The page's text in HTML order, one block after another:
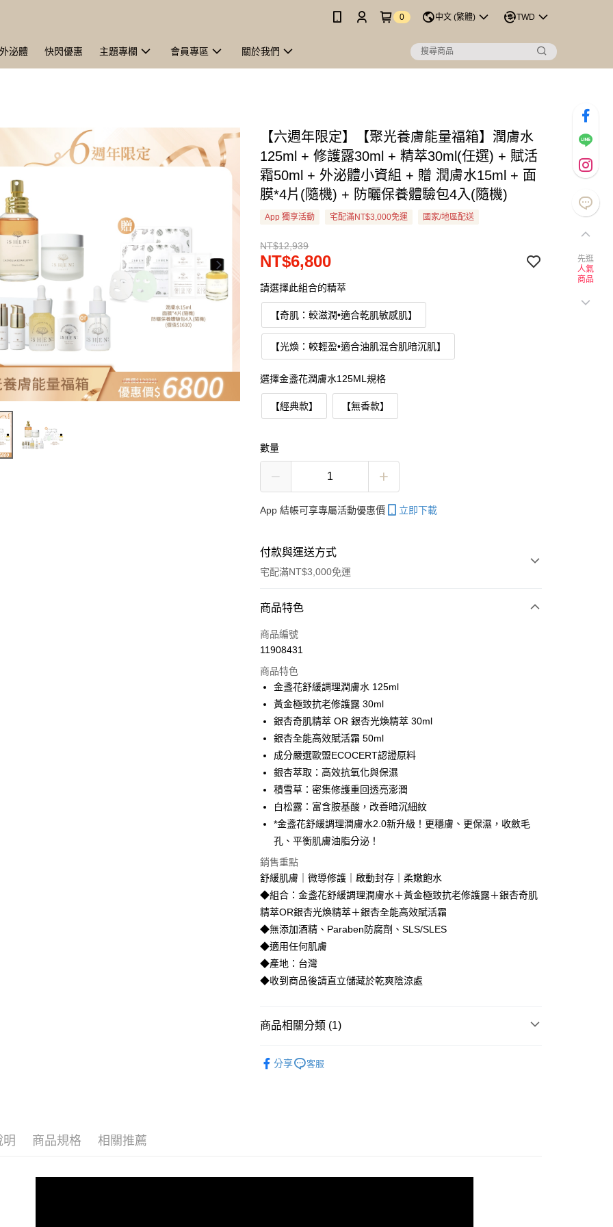
0 中文 (繁體) TWD
泌體 快閃優惠 主題專欄 會員專區 關於我們
【六週年限定】【聚光養膚能量福箱】潤膚水
125ml + 修護露30ml + 精萃30ml(任選) + 賦活
霜50ml + 外泌體小資組 + 贈 潤膚水15ml + 面
膜*4片(隨機) + 防曬保養體驗包4入(隨機)
App 獨享活動 宅配滿NT$3,000免運 國家/地區配送
NT$12,939
NT$6,800
請選擇此組合的精萃
【奇肌：較滋潤•適合乾肌敏感肌】
【光煥：較輕盈•適合油肌混合肌暗沉肌】
選擇金盞花潤膚水125ML規格
【經典款】 【無香款】
數量
App 結帳可享專屬活動優惠價 立即下載
付款與運送方式
宅配滿NT$3,000免運
付款方式
信用卡一次付款
3 期 0 利率 每期 NT$2,266
合作金庫商業銀行
華南商業銀行
彰化商業銀行
國泰世華商業銀行
臺灣中小企業銀行
台中商業銀行
匯豐（台灣）商業銀行
聯邦商業銀行
元大商業銀行
永豐商業銀行
台新國際商業銀行
中國信託商業銀行
台灣樂天信用卡公司
超商取貨付款
Apple Pay
悠遊付
大哥付你分期
相關說明
【大哥付你分期使用說明】
1.本服務由台灣大哥大提供，台灣大哥大用戶可立即使用無須另外申請。
流程，驗證手機門號後，選擇欲分期的期數、繳款截止日，確認付款後即
完成交易。
3.實際核准額度、可分期數及費用金額請依後續交易確認頁面所載為準。
4.訂單成立30分鐘內，如未前往確認交易或遇審核未通過，訂單將自動取
消。如遇「轉專審核」未通過狀況，表示未達大哥付你分期系統評分，恕
無法說明評估內容。
1.分期款項不併入電信帳單，「大哥付你分期」於每月結算日後寄送繳費提
帳／街口支付／iPASS MONEY」等通路繳費。
1.本服務係由「台灣大哥大股份有限公司」（以下簡稱本公司）所提供，讓
用戶於交易時，得透過本服務購買商品或服務，並由商店將買賣／分期付
Hami Point
「Hami Point」為中華電信所提供之點數服務，可於會員專區綁定中華電
信會員帳號後，即可在購物車使用 Hami Point 折抵消費金額 (1點等於1
元)。
ATM付款
貨到付款
運送方式
每筆NT$100，滿NT$3,500(含以上)免運費
每筆NT$100，滿NT$3,500(含以上)免運費
商品特色
商品編號
11908431
商品特色
金盞花舒緩調理潤膚水 125ml
黃金極致抗老修護露 30ml
銀杏奇肌精萃 OR 銀杏光煥精萃 30ml
銀杏全能高效賦活霜 50ml
成分嚴選歐盟ECOCERT認證原料
銀杏萃取：高效抗氧化與保濕
積雪草：密集修護重回透亮澎潤
白松露：富含胺基酸，改善暗沉細紋
*金盞花舒緩調理潤膚水2.0新升級！更穩膚、更保濕，收斂毛
孔、平衡肌膚油脂分泌！
銷售重點
舒緩肌膚｜微導修護｜啟動封存｜柔嫩飽水
◆組合：金盞花舒緩調理潤膚水＋黃金極致抗老修護露＋銀杏奇肌
精萃OR銀杏光煥精萃＋銀杏全能高效賦活霜
◆無添加酒精、Paraben防腐劑、SLS/SLES
◆適用任何肌膚
◆產地：台灣
◆收到商品後請直立儲藏於乾爽陰涼處
商品相關分類 (1)
分享
客服
明 商品規格 相關推薦
先逛
人氣
商品